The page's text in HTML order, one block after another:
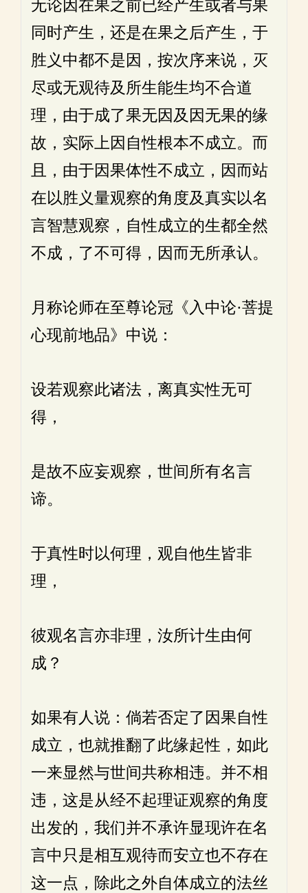
无论因在果之前已经产生或者与果
同时产生，还是在果之后产生，于
胜义中都不是因，按次序来说，灭
尽或无观待及所生能生均不合道
理，由于成了果无因及因无果的缘
故，实际上因自性根本不成立。而
且，由于因果体性不成立，因而站
在以胜义量观察的角度及真实以名
言智慧观察，自性成立的生都全然
不成，了不可得，因而无所承认。
月称论师在至尊论冠《入中论·菩提
心现前地品》中说：
设若观察此诸法，离真实性无可
得，
是故不应妄观察，世间所有名言
谛。
于真性时以何理，观自他生皆非
理，
彼观名言亦非理，汝所计生由何
成？
如果有人说：倘若否定了因果自性
成立，也就推翻了此缘起性，如此
一来显然与世间共称相违。并不相
违，这是从经不起理证观察的角度
出发的，我们并不承许显现许在名
言中只是相互观待而安立也不存在
这一点，除此之外自体成立的法丝